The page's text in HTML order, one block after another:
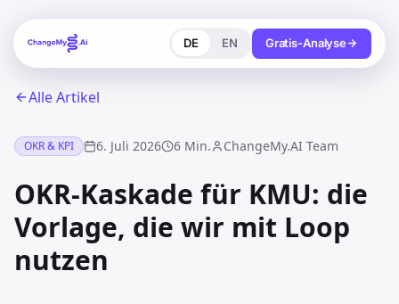
DE EN Gratis-Analyse
Alle Artikel
OKR & KPI 6. Juli 2026 6 Min. ChangeMy.AI Team
OKR-Kaskade für KMU: die
Vorlage, die wir mit Loop
nutzen